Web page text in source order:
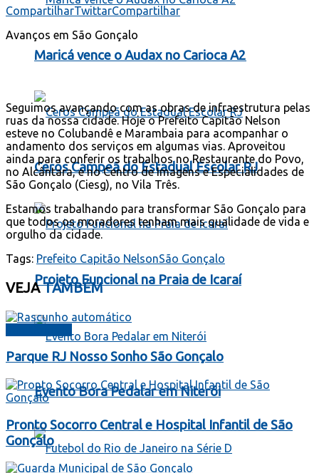
Maricá vence o Audax no Carioca A2
Ceros Campeã do Estadual Escolar RJ
Projeto Funcional na Praia de Icaraí
Evento Bora Pedalar em Niterói
CompartilharTwittarCompartilhar
Avanços em São Gonçalo
Seguimos avançando com as obras de infraestrutura pelas
ruas da nossa cidade. Hoje o Prefeito Capitão Nelson
esteve no Colubandê e Marambaia para acompanhar o
andamento dos serviços em algumas vias. Aproveitou
ainda para conferir os trabalhos no Restaurante do Povo,
no Alcântara, e no Centro de Imagens e Especialidades de
São Gonçalo (Ciesg), no Vila Três.
Estamos trabalhando para transformar São Gonçalo para
que todos os moradores tenham mais qualidade de vida e
orgulho da cidade.
Tags: Prefeito Capitão NelsonSão Gonçalo
VEJATAMBÉM
Parque RJ Nosso Sonho São Gonçalo
Pronto Socorro Central e Hospital Infantil de São
Gonçalo